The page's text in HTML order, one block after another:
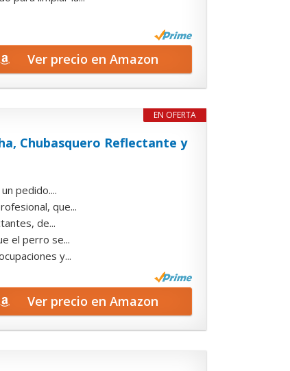
Ver precio en Amazon
EN OFERTA
Chubasquero Reflectante y
pedido....
que...
de...
el perro se...
y...
Ver precio en Amazon